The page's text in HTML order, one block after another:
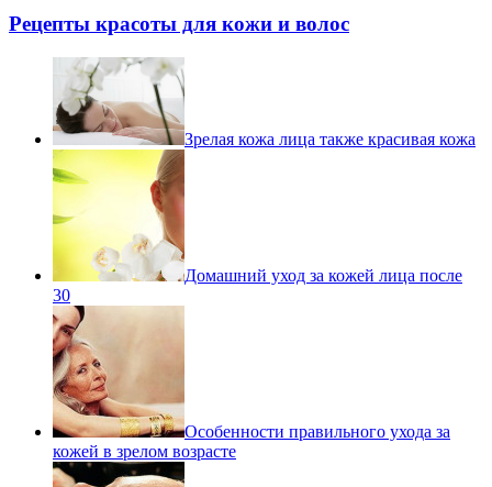
Рецепты красоты для кожи и волос
Зрелая кожа лица также красивая кожа
Домашний уход за кожей лица после
30
Особенности правильного ухода за
кожей в зрелом возрасте